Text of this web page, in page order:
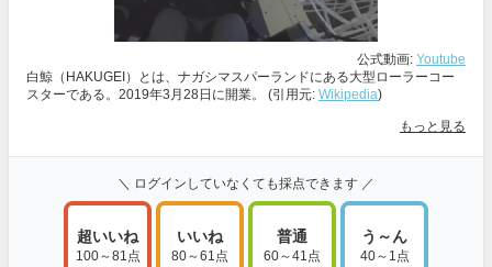
公式動画: Youtube
白鯨（HAKUGEI）とは、ナガシマスパーランドにある大型ローラーコー
スターである。2019年3月28日に開業。 (引用元: Wikipedia)
もっと見る
＼ ログインしていなくても採点できます ／
超いいね
100～81点
いいね
80～61点
普通
60～41点
う～ん
40～1点